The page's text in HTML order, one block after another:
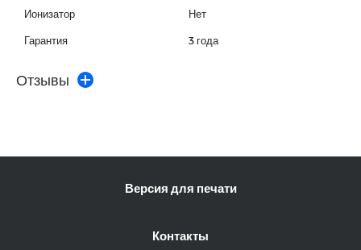
Ионизатор Нет
Гарантия 3 года
Отзывы
Версия для печати
Контакты